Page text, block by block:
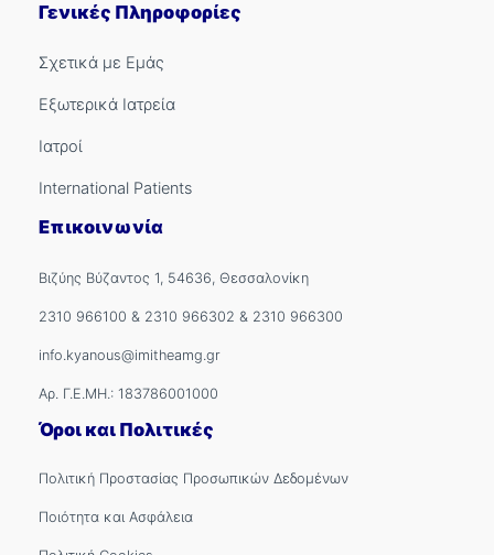
Γενικές Πληροφορίες
Σχετικά με Εμάς
Εξωτερικά Ιατρεία
Ιατροί
International Patients
Επικοινωνία
Βιζύης Βύζαντος 1, 54636, Θεσσαλονίκη
2310 966100 & 2310 966302 & 2310 966300
info.kyanous@imitheamg.gr
Αρ. Γ.Ε.ΜΗ.: 183786001000
Όροι και Πολιτικές
Πολιτική Προστασίας Προσωπικών Δεδομένων
Ποιότητα και Ασφάλεια